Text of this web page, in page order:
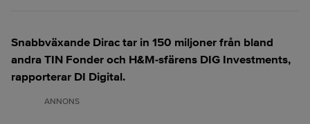
Snabbväxande Dirac tar in 150 miljoner från bland
andra TIN Fonder och H&M-sfärens DIG Investments,
rapporterar DI Digital.
ANNONS